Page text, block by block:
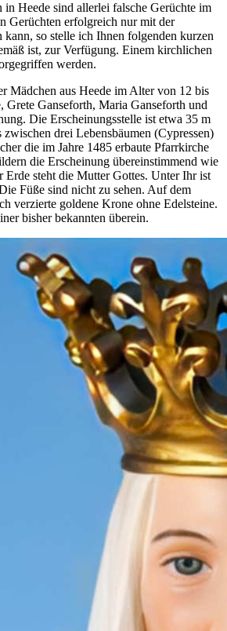
in Heede sind allerlei falsche Gerüchte im
Gerüchten erfolgreich nur mit der
kann, so stelle ich Ihnen folgenden kurzen
ist, zur Verfügung. Einem kirchlichen
werden.
Mädchen aus Heede im Alter von 12 bis
Grete Ganseforth, Maria Ganseforth und
Die Erscheinungsstelle ist etwa 35 m
drei Lebensbäumen (Cypressen)
die im Jahre 1485 erbaute Pfarrkirche
die Erscheinung übereinstimmend wie
Erde steht die Mutter Gottes. Unter Ihr ist
Füße sind nicht zu sehen. Auf dem
verzierte goldene Krone ohne Edelsteine.
bisher bekannten überein.